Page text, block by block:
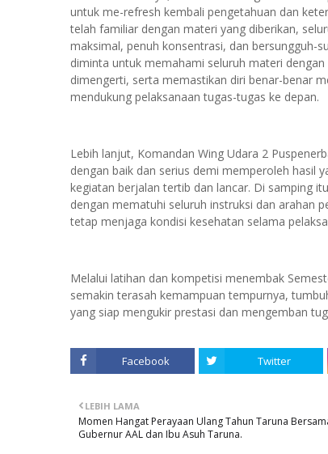
untuk me-refresh kembali pengetahuan dan
telah familiar dengan materi yang diberikan,
maksimal, penuh konsentrasi, dan bersungguh-
diminta untuk memahami seluruh materi
dimengerti, serta memastikan diri benar-benar
mendukung pelaksanaan tugas-tugas ke depan.
Lebih lanjut, Komandan Wing Udara 2
dengan baik dan serius demi memperoleh hasil
kegiatan berjalan tertib dan lancar. Di samping
dengan mematuhi seluruh instruksi dan arahan
tetap menjaga kondisi kesehatan selama
Melalui latihan dan kompetisi menembak
semakin terasah kemampuan tempurnya,
yang siap mengukir prestasi dan mengemban
Facebook Twitter
LEBIH LAMA
Momen Hangat Perayaan Ulang Tahun Taruna
Gubernur AAL dan Ibu Asuh Taruna.